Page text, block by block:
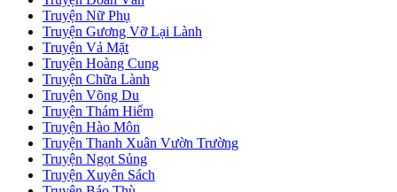
Truyện Nữ Phụ
Truyện Gương Vỡ Lại Lành
Truyện Vả Mặt
Truyện Hoàng Cung
Truyện Chữa Lành
Truyện Võng Du
Truyện Thám Hiểm
Truyện Hào Môn
Truyện Thanh Xuân Vườn Trường
Truyện Ngọt Sủng
Truyện Xuyên Sách